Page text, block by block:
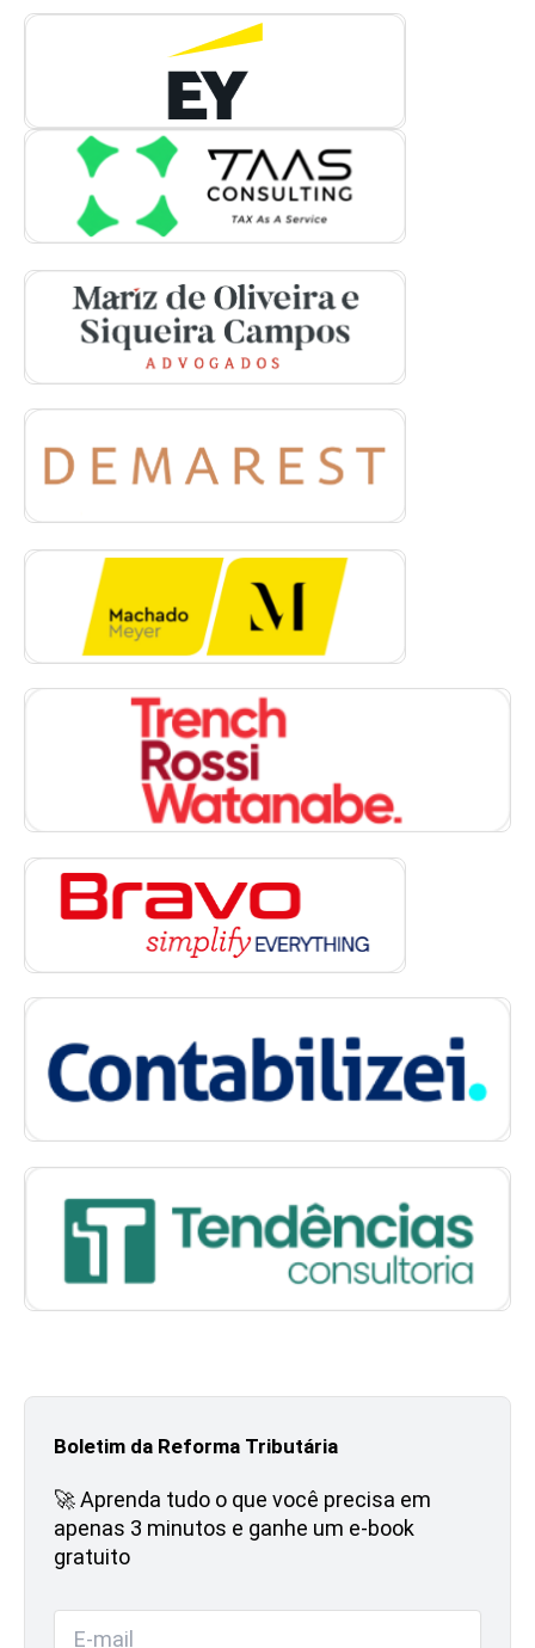
Boletim da Reforma Tributária
🚀 Aprenda tudo o que você precisa em
apenas 3 minutos e ganhe um e-book
gratuito